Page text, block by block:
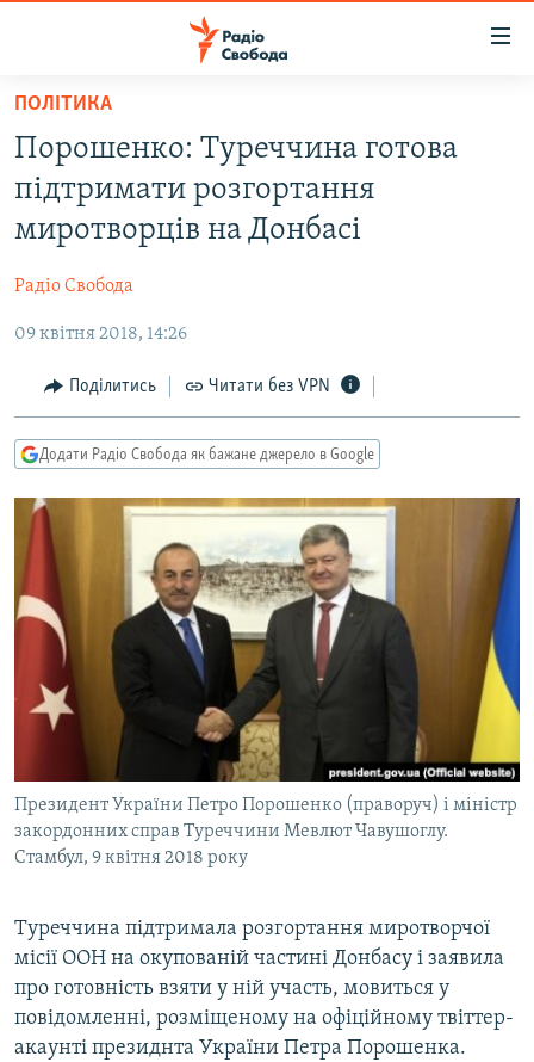
Перейти
основного
матеріалу
Перейти
до
основної
Перейти
пошуку
ВСЕ ЗА ДОБУ
СТАТТІ
ЕКОНОМІКА
СУСПІЛЬСТВО
КУЛЬТУРА
УКРАЇНА
СВІТ
РОСІЙСЬКА «ФІЛЬТРАЦІЯ»
ДОНБАС.РЕАЛІЇ
КРИМ.РЕАЛІЇ
СХЕМИ
ПРИАЗОВ’Я
КИТАЙ.ВИКЛИКИ
МУЛЬТИМЕДІА
ФОТО
СПЕЦПРОЄКТИ
ПОДКАСТИ
РУС
УКР
ПОЛІТИКА
Порошенко: Туреччина готова
підтримати розгортання
миротворців на Донбасі
Радіо Свобода
09 квітня 2018, 14:26
Поділитись Читати без VPN
Додати Радіо Свобода як бажане джерело в Google
Президент України Петро Порошенко (праворуч) і міністр
закордонних справ Туреччини Мевлют Чавушоглу.
Стамбул, 9 квітня 2018 року
Туреччина підтримала розгортання миротворчої
місії ООН на окупованій частині Донбасу і заявила
про готовність взяти у ній участь, мовиться у
повідомленні, розміщеному на офіційному твіттер-
акаунті президнта України Петра Порошенка.